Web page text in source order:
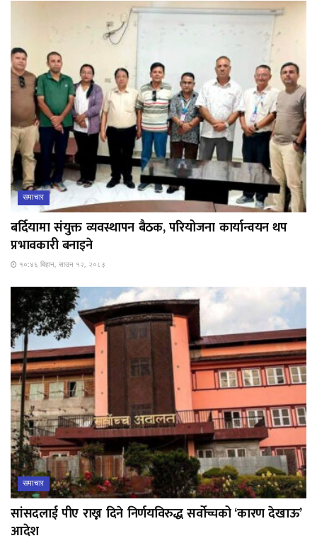
समाचार
बर्दियामा संयुक्त व्यवस्थापन बैठक, परियोजना कार्यान्वयन थप
प्रभावकारी बनाइने
१०:४६ बिहान, साउन १२, २०८३
समाचार
सांसदलाई पीए राख्न दिने निर्णयविरुद्ध सर्वोच्चको ‘कारण देखाऊ’
आदेश